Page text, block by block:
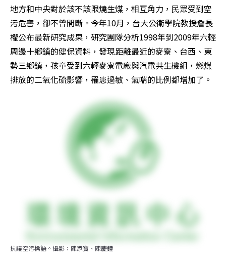
地方和中央對於該不該限燒生煤，相互角力，民眾受到空
污危害，卻不曾間斷。今年10月，台大公衛學院教授詹長
權公布最新研究成果，研究團隊分析1998年到2009年六輕
周邊十鄉鎮的健保資料，發現距離最近的麥寮、台西、東
勢三鄉鎮，孩童受到六輕麥寮電廠與汽電共生機組，燃煤
排放的二氧化硫影響，罹患過敏、氣喘的比例都增加了。
抗議空污標語。攝影：陳添寶、陳慶鐘